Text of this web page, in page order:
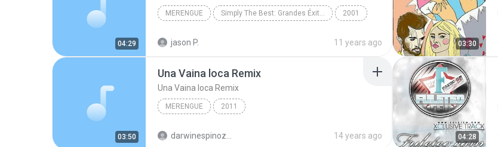
04:29
MERENGUE Simply The Best: Grandes Éxitos 2001
jason P. 11 years ago 03:30
03:50
Una Vaina loca Remix
Una Vaina loca Remix
MERENGUE 2011
14 years ago 04:28